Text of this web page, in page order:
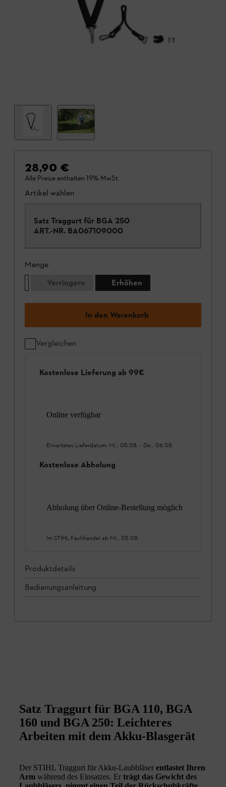
28,90 €
Alle Preise enthalten 19% MwSt.
Artikel wählen
Satz Traggurt für BGA 250
ART.-NR. BA067109000
Menge
Verringern
Erhöhen
In den Warenkorb
Vergleichen
Kostenlose Lieferung ab 99€
Online verfügbar
Erwartetes Lieferdatum: Mi., 05.08. - Do., 06.08.
Kostenlose Abholung
Abholung über Online-Bestellung möglich
Im STIHL Fachhandel ab Mi., 05.08.
Produktdetails
Bedienungsanleitung
Satz Traggurt für BGA 110, BGA
160 und BGA 250: Leichteres
Arbeiten mit dem Akku-Blasgerät
Der STIHL Traggurt für Akku-Laubbläser entlastet Ihren
Arm während des Einsatzes. Er trägt das Gewicht des